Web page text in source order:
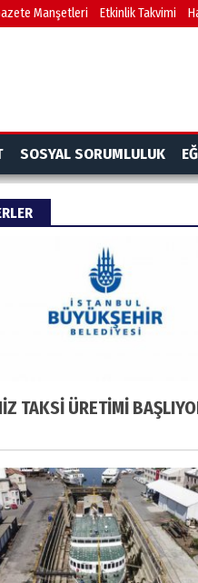
Manşetleri Etkinlik Takvimi
SOSYAL SORUMLULUK
TAKSİ ÜRETİMİ